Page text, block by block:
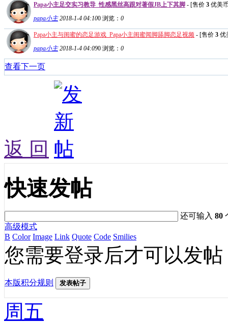
Papa小主足交实习教导_性感黑丝高跟对著假JB上下其脚 - [售价 3 优美
papa小主 2018-1-4 04:100 浏览： 0
Papa小主与闺蜜的恋足游戏_Papa小主闺蜜闻脚舔脚恋足视频 - [售价 3 优
papa小主 2018-1-4 04:090 浏览： 0
查看下一页
返 回
快速发帖
还可输入80
高级模式
B Color Image Link Quote Code Smilies
您需要登录后才可以发帖
本版积分规则 发表帖子
周五